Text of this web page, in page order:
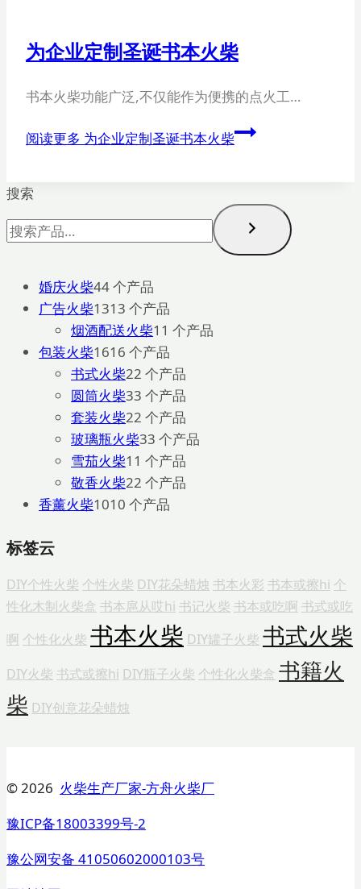
为企业定制圣诞书本火柴
书本火柴功能广泛,不仅能作为便携的点火工…
阅读更多 为企业定制圣诞书本火柴
搜索
婚庆火柴44 个产品
广告火柴1313 个产品
烟酒配送火柴1 1 个产品
包装火柴1616 个产品
书式火柴22 个产品
圆筒火柴33 个产品
套装火柴22 个产品
玻璃瓶火柴33 个产品
雪茄火柴1 1 个产品
敬香火柴22 个产品
香薰火柴1010 个产品
标签云
DIY个性火柴 个性火柴 DIY花朵蜡烛 书本火彩 书本或擦hi 个
性化木制火柴盒 书本扈从哎hi 书记火柴 书本或吃啊 书式或吃
啊 个性化火柴 书本火柴 DIY罐子火柴 书式火柴
DIY火柴 书式或擦hi DIY瓶子火柴 个性化火柴盒 书籍火
柴 DIY创意花朵蜡烛
© 2026 火柴生产厂家-方舟火柴厂
豫ICP备18003399号-2
豫公网安备 41050602000103号